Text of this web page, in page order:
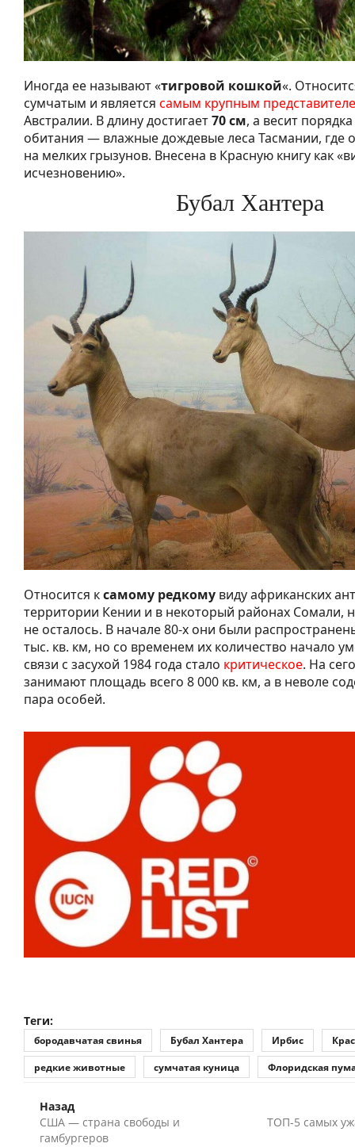
Иногда ее называют «тигровой кошкой«.
сумчатым и является самым крупным
Австралии. В длину достигает70 см, а весит
обитания — влажные дождевые леса Тасмании, где
на мелких грызунов. Внесена в Красную книгу как
исчезновению».
Бубал Хантера
Относится ксамому редкому виду африканских
территории Кении и в некоторый районах Сомали,
не осталось. В начале 80-х они были
тыс. кв. км, но со временем их количество начало
связи с засухой 1984 года стало критическое. На
занимают площадь всего 8 000 кв. км, а в неволе
пара особей.
Теги:
бородавчатая свинья Бубал Хантера Ирбис
редкие животные
сумчатая куница Флоридская
Назад
США — страна свободы и
гамбургеров
ТОП-5 самых